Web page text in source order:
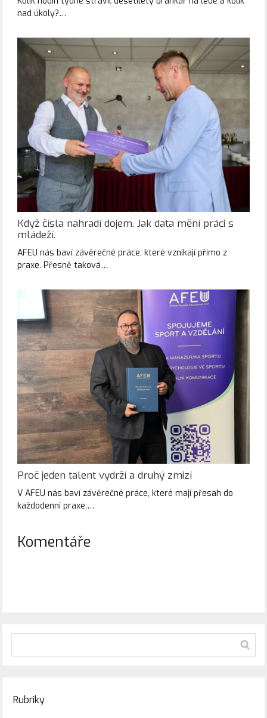
nad úkoly?…
Když čísla nahradí dojem. Jak data mění práci s
mládeží.
AFEU nás baví závěrečné práce, které vznikají přímo z
praxe. Přesně taková…
Proč jeden talent vydrží a druhý zmizí
V AFEU nás baví závěrečné práce, které mají přesah do
každodenní praxe.…
Komentáře
Rubriky